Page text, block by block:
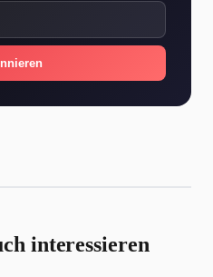
interessieren